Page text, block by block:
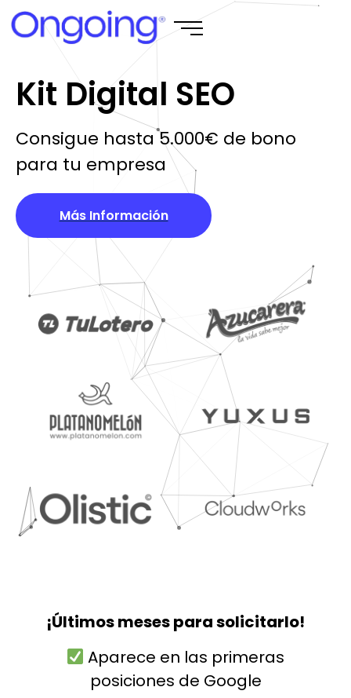
Kit Digital SEO
Consigue hasta 5.000€ de bono
para tu empresa
Más Información
¡Últimos meses para solicitarlo!
Aparece en las primeras
posiciones de Google